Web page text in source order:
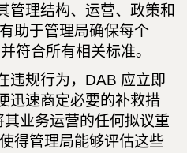
管理结构、运营、政策和
助于管理局确保每个
符合所有相关标准。
违规行为，DAB 应立即
迅速商定必要的补救措
业务运营的任何拟议重
得管理局能够评估这些